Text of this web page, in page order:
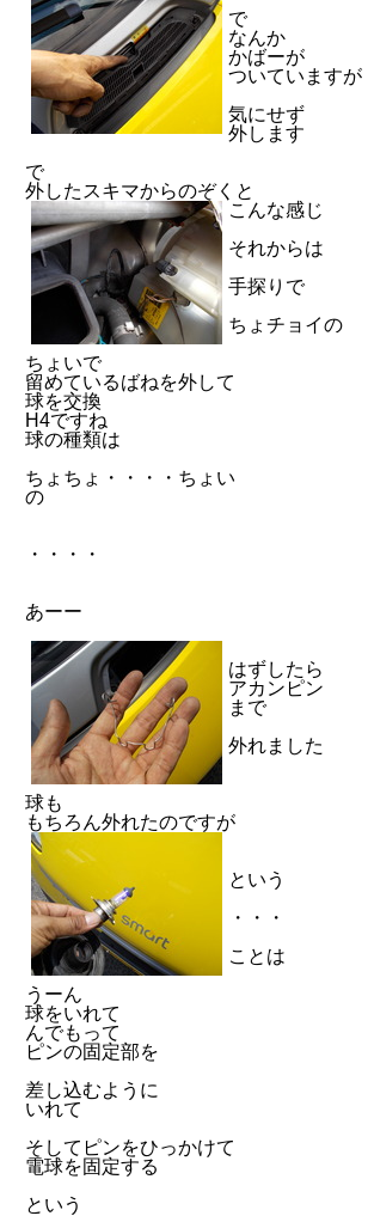
で
なんか
かばーが
ついていますが
気にせず
外します
で
外したスキマからのぞくと
こんな感じ
それからは
手探りで
ちょチョイの
ちょいで
留めているばねを外して
球を交換
H4ですね
球の種類は
ちょちょ・・・・ちょい
の
・・・・
あーー
はずしたら
アカンピン
まで
外れました
球も
もちろん外れたのですが
という
・・・
ことは
うーん
球をいれて
んでもって
ピンの固定部を
差し込むように
いれて
そしてピンをひっかけて
電球を固定する
という